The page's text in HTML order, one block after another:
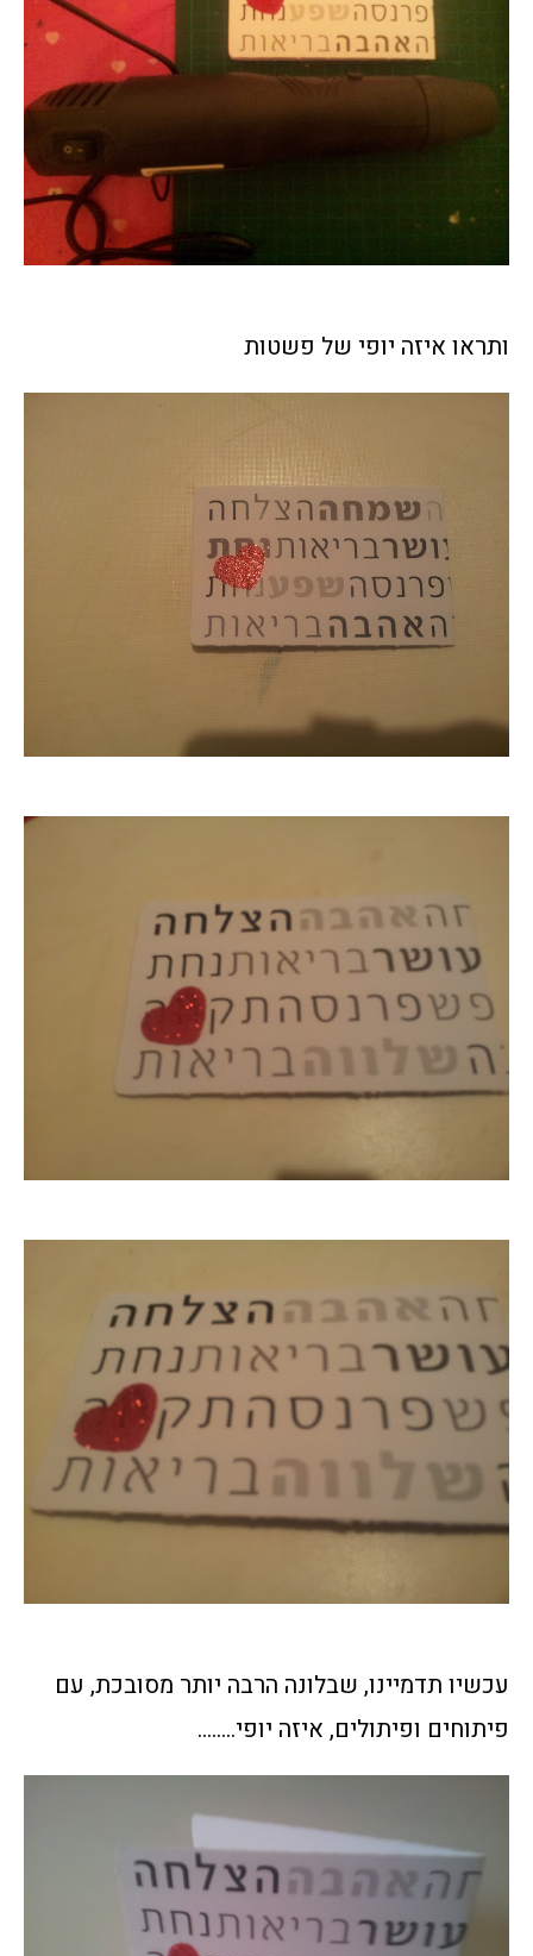
ותראו איזה יופי של פשטות
עכשיו תדמיינו, שבלונה הרבה יותר מסובכת, עם
פיתוחים ופיתולים, איזה יופי……..